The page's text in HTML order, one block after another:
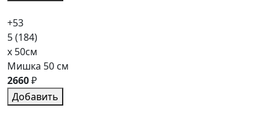
+53
5(184)
x 50см
Мишка 50 см
2660₽
Добавить